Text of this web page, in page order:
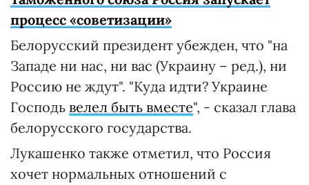
процесс «советизации»
Белорусский президент убежден, что "на
Западе ни нас, ни вас (Украину – ред.), ни
Россию не ждут". "Куда идти? Украине
Господь велел быть вместе", - сказал глава
белорусского государства.
Лукашенко также отметил, что Россия
хочет нормальных отношений с